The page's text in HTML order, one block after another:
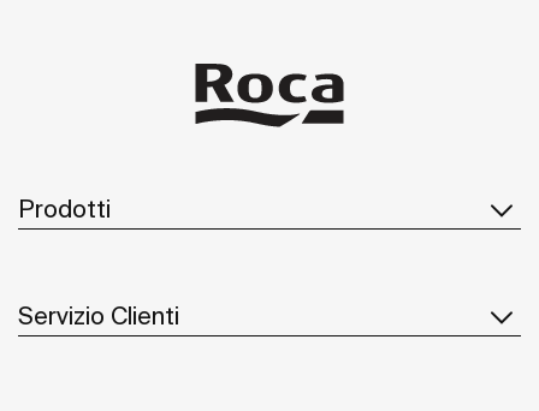
Prodotti
Servizio Clienti